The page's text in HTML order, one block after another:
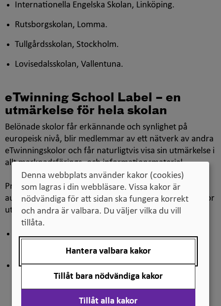
Internationella Engelska Skolan, Linköping.
Rutsborgskolan, Lomma.
Tullgårdsskolan, Stockholm.
Lovisedalsskolan, Vallentuna.
eTwinning School Label
– en
utmärkelse för hela skolan
Belönade skolor får erkännande och synlighet på
europeisk nivå, blir medlemmar av ett nätverk av andra
eTwinningskolor och får naturligtvis visa sin utmärkelse i
allt marknadsförings- och informationsmaterial.
Processen har två steg där det första steget är en
automatisk check i databasen. Då gallras följande skolor
ut:
Skolor som varit registrerade ieTwinningi mer än
Med minst två aktivaeTwinninglärare knutna till
skolan vid tiden för ansökningen. Obs! En tredje
lärare måste vara aktiv i lärarteamet, och läggas till
Denna webbplats använder kakor (cookies)
som lagras i din webbläsare. Vissa kakor är
nödvändiga för att sidan ska fungera korrekt
och andra är valbara. Du väljer vilka du vill
tillåta.
Hantera valbara kakor
Tillåt bara nödvändiga kakor
Tillåt alla kakor